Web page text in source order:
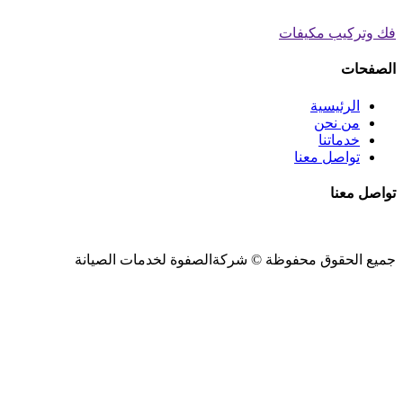
فك وتركيب مكيفات
الصفحات
الرئيسية
من نحن
خدماتنا
تواصل معنا
تواصل معنا
جميع الحقوق محفوظة © شركةالصفوة لخدمات الصيانة